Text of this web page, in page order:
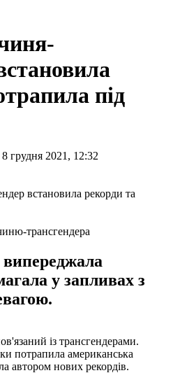
під
грудня 2021, 12:32
трансгендера
у запливах з
із трансгендерами.
потрапила американська
автором нових рекордів.